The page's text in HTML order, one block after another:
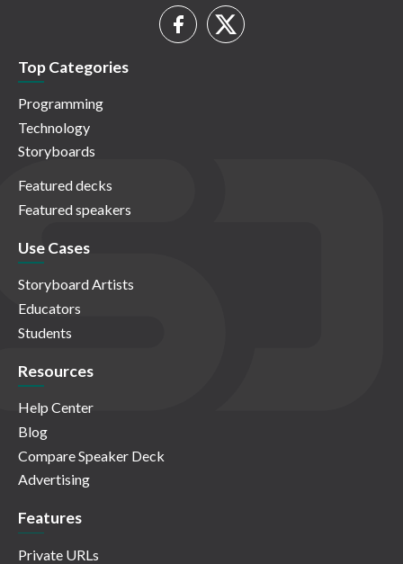
Top Categories
Programming
Technology
Storyboards
Featured decks
Featured speakers
Use Cases
Storyboard Artists
Educators
Students
Resources
Help Center
Blog
Compare Speaker Deck
Advertising
Features
Private URLs